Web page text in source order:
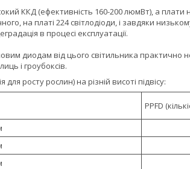
ККД (ефективність 160-200 люмВт), а плати
на платі 224 світлодіоди, і завдяки
в процесі експлуатації.
диодам від цього світильника практично
і гроубоксів.
росту рослин) на різній висоті підвісу:
PPFD